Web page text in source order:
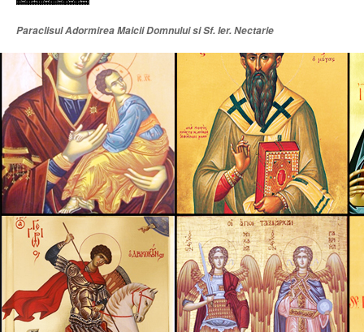
Paraclisul Adormirea Maicii Domnului si Sf. Ier. Nectarie